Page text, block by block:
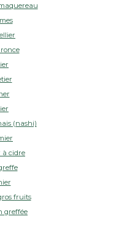
(nashi)
à cidre
fruits
greffée